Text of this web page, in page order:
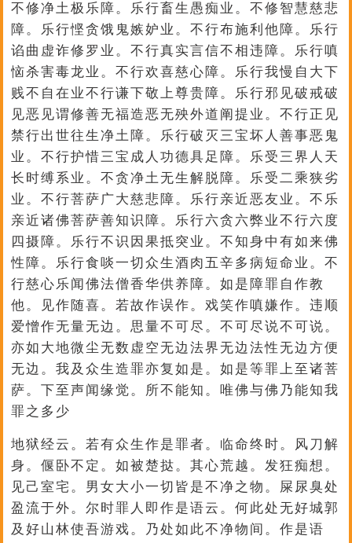
不修净土极乐障。乐行畜生愚痴业。不修智慧慈悲
障。乐行悭贪饿鬼嫉妒业。不行布施利他障。乐行
谄曲虚诈修罗业。不行真实言信不相违障。乐行嗔
恼杀害毒龙业。不行欢喜慈心障。乐行我慢自大下
贱不自在业不行谦下敬上尊贵障。乐行邪见破戒破
见恶见谓修善无福造恶无殃外道阐提业。不行正见
禁行出世往生净土障。乐行破灭三宝坏人善事恶鬼
业。不行护惜三宝成人功德具足障。乐受三界人天
长时缚系业。不贪净土无生解脱障。乐受二乘狭劣
业。不行菩萨广大慈悲障。乐行亲近恶友业。不乐
亲近诸佛菩萨善知识障。乐行六贪六弊业不行六度
四摄障。乐行不识因果抵突业。不知身中有如来佛
性障。乐行食啖一切众生酒肉五辛多病短命业。不
行慈心乐闻佛法僧香华供养障。如是障罪自作教
他。见作随喜。若故作误作。戏笑作嗔嫌作。违顺
爱憎作无量无边。思量不可尽。不可尽说不可说。
亦如大地微尘无数虚空无边法界无边法性无边方便
无边。我及众生造罪亦复如是。如是等罪上至诸菩
萨。下至声闻缘觉。所不能知。唯佛与佛乃能知我
罪之多少
地狱经云。若有众生作是罪者。临命终时。风刀解
身。偃卧不定。如被楚挞。其心荒越。发狂痴想。
见己室宅。男女大小一切皆是不净之物。屎尿臭处
盈流于外。尔时罪人即作是语云。何此处无好城郭
及好山林使吾游戏。乃处如此不净物间。作是语